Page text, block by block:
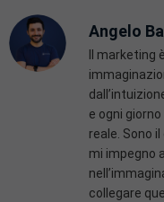
Angelo
Il marketing
e ogni
reale. Sono
mi impegno
collegare